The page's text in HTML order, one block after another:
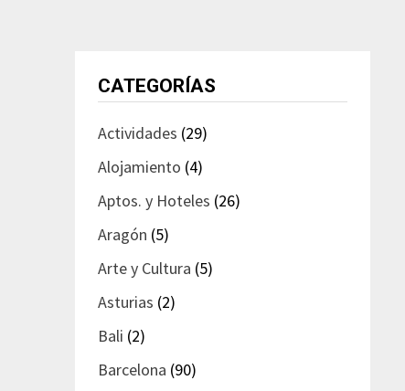
CATEGORÍAS
Actividades (29)
Alojamiento (4)
Aptos. y Hoteles (26)
Aragón (5)
Arte y Cultura (5)
Asturias (2)
Bali (2)
Barcelona (90)